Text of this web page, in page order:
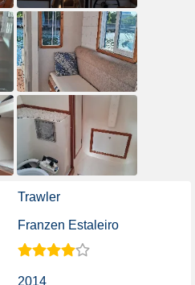
Trawler
Franzen Estaleiro
2014